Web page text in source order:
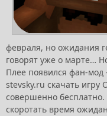
февраля, но ожидания
говорят уже о марте…
Плее появился фан-
stevsky.ru скачать
совершенно
скоротать время